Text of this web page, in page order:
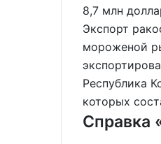
8,7 млн
Экспорт
мороженой
Республика
которых
Справка